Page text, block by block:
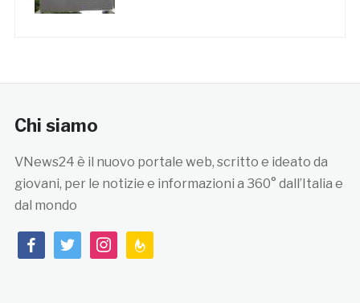
Chi siamo
VNews24 è il nuovo portale web, scritto e ideato da
giovani, per le notizie e informazioni a 360° dall’Italia e
dal mondo
facebooktwitterinstagramfeedburner